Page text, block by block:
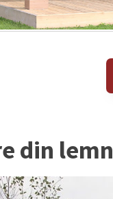
din lemn